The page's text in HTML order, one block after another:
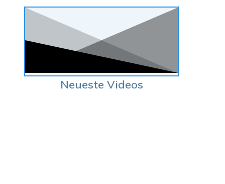
Neueste Videos